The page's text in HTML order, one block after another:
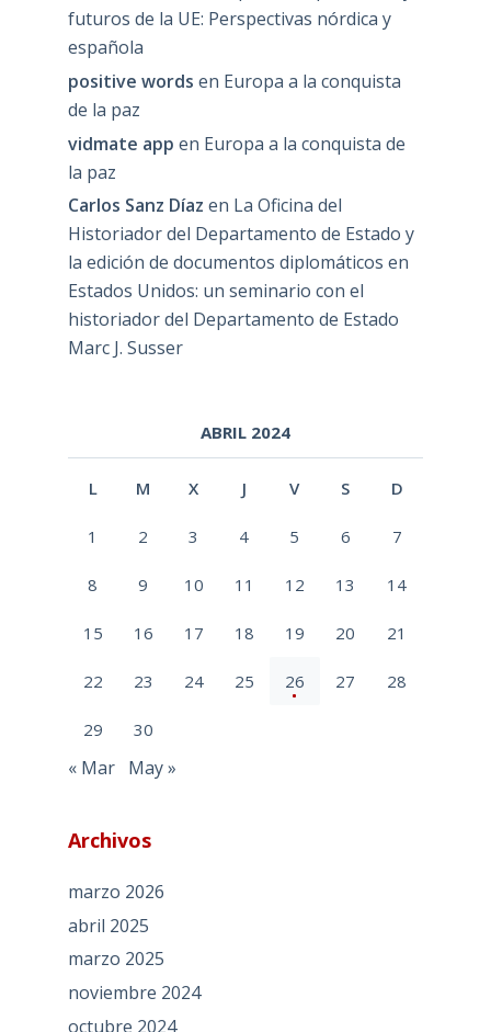
futuros de la UE: Perspectivas nórdica y
española
positive words en Europa a la conquista
de la paz
vidmate app en Europa a la conquista de
la paz
Carlos Sanz Díaz en La Oficina del
Historiador del Departamento de Estado y
la edición de documentos diplomáticos en
Estados Unidos: un seminario con el
historiador del Departamento de Estado
Marc J. Susser
ABRIL 2024
L M X J V S D
1 2 3 4 5 6 7
8 9 10 11 12 13 14
15 16 17 18 19 20 21
22 23 24 25 26 27 28
29 30
« Mar May »
Archivos
marzo 2026
abril 2025
marzo 2025
noviembre 2024
octubre 2024